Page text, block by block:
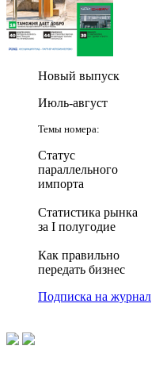
Новый выпуск
Июль-август
Темы номера:
Статус
параллельного
импорта
Статистика рынка
за I полугодие
Как правильно
передать бизнес
Подписка на журнал